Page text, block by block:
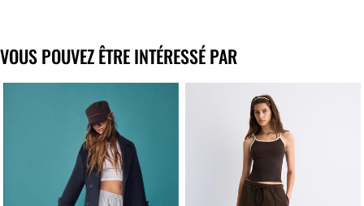
VOUS POUVEZ ÊTRE INTÉRESSÉ PAR